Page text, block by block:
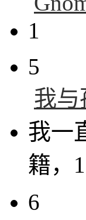
1
5
我与
我一
籍，1
6